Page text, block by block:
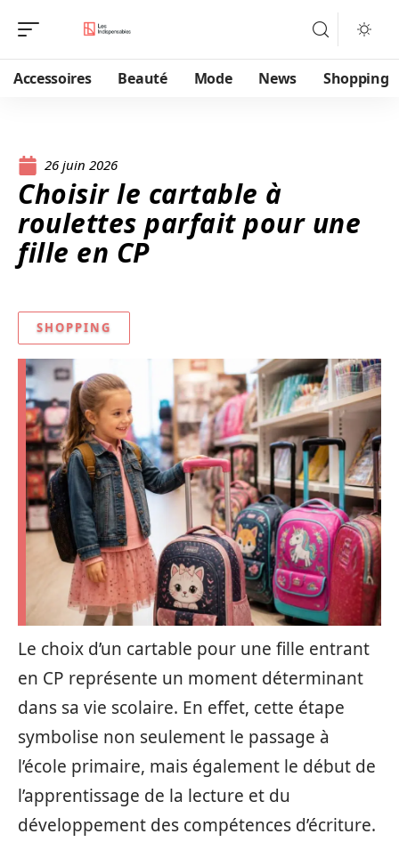
Accessoires Beauté Mode News Shopping
26 juin 2026
Choisir le cartable à
roulettes parfait pour une
fille en CP
SHOPPING
Le choix d’un cartable pour une fille entrant
en CP représente un moment déterminant
dans sa vie scolaire. En effet, cette étape
symbolise non seulement le passage à
l’école primaire, mais également le début de
l’apprentissage de la lecture et du
développement des compétences d’écriture.